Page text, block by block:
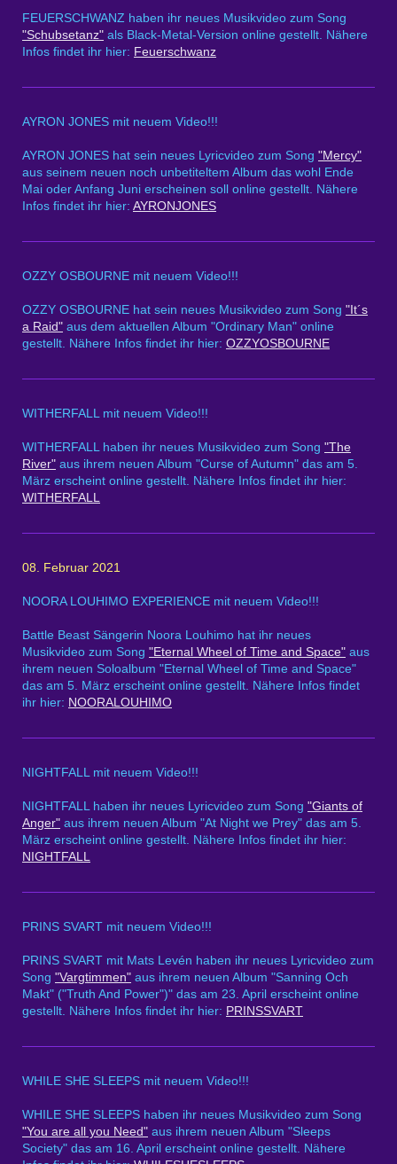
FEUERSCHWANZ haben ihr neues Musikvideo zum Song
"Schubsetanz" als Black-Metal-Version online gestellt. Nähere
Infos findet ihr hier: Feuerschwanz
AYRON JONES mit neuem Video!!!
AYRON JONES hat sein neues Lyricvideo zum Song "Mercy"
aus seinem neuen noch unbetiteltem Album das wohl Ende
Mai oder Anfang Juni erscheinen soll online gestellt. Nähere
Infos findet ihr hier: AYRONJONES
OZZY OSBOURNE mit neuem Video!!!
OZZY OSBOURNE hat sein neues Musikvideo zum Song "It´s
a Raid" aus dem aktuellen Album "Ordinary Man" online
gestellt. Nähere Infos findet ihr hier: OZZYOSBOURNE
WITHERFALL mit neuem Video!!!
WITHERFALL haben ihr neues Musikvideo zum Song "The
River" aus ihrem neuen Album "Curse of Autumn" das am 5.
März erscheint online gestellt. Nähere Infos findet ihr hier:
WITHERFALL
08. Februar 2021
NOORA LOUHIMO EXPERIENCE mit neuem Video!!!
Battle Beast Sängerin Noora Louhimo hat ihr neues
Musikvideo zum Song "Eternal Wheel of Time and Space" aus
ihrem neuen Soloalbum "Eternal Wheel of Time and Space"
das am 5. März erscheint online gestellt. Nähere Infos findet
ihr hier: NOORALOUHIMO
NIGHTFALL mit neuem Video!!!
NIGHTFALL haben ihr neues Lyricvideo zum Song "Giants of
Anger" aus ihrem neuen Album "At Night we Prey" das am 5.
März erscheint online gestellt. Nähere Infos findet ihr hier:
NIGHTFALL
PRINS SVART mit neuem Video!!!
PRINS SVART mit Mats Levén haben ihr neues Lyricvideo zum
Song "Vargtimmen" aus ihrem neuen Album "Sanning Och
Makt" ("Truth And Power")" das am 23. April erscheint online
gestellt. Nähere Infos findet ihr hier: PRINSSVART
WHILE SHE SLEEPS mit neuem Video!!!
WHILE SHE SLEEPS haben ihr neues Musikvideo zum Song
"You are all you Need" aus ihrem neuen Album "Sleeps
Society" das am 16. April erscheint online gestellt. Nähere